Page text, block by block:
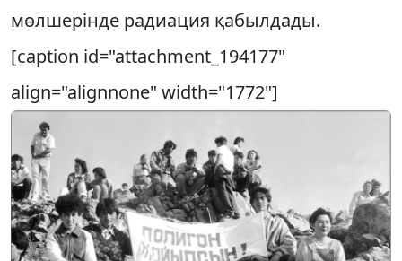
мөлшерінде радиация қабылдады.
[caption id="attachment_194177"
align="alignnone" width="1772"]